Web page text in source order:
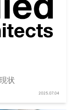
状
2025.07.04